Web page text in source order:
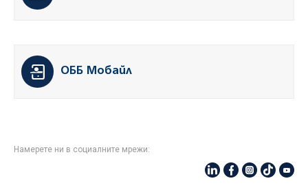
ОББ Мобайл
Намерете ни в социалните мрежи: